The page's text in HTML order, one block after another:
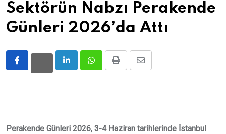
Enerji
Haber
Atamalar
Sektörün Nabzı Perakende
Günleri 2026’da Attı
LinkedInWhatsappPrint
Share
Perakende Günleri 2026, 3-4 Haziran tarihlerinde İstanbul